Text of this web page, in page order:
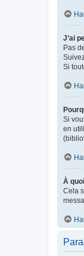
J’ai
Pas
Si
Si
en
À
Cela